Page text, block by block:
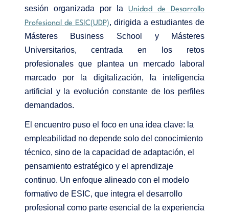
sesión organizada por laUnidad de Desarrollo
Profesional de ESIC(UDP), dirigida a estudiantes de
Másteres Business School y Másteres
Universitarios, centrada en los retos
profesionales que plantea un mercado laboral
marcado por la digitalización, la inteligencia
artificial y la evolución constante de los perfiles
demandados.
El encuentro puso el foco en una idea clave: la
empleabilidad no depende solo del conocimiento
técnico, sino de la capacidad de adaptación, el
pensamiento estratégico y el aprendizaje
continuo. Un enfoque alineado con el modelo
formativo de ESIC, que integra el desarrollo
profesional como parte esencial de la experiencia